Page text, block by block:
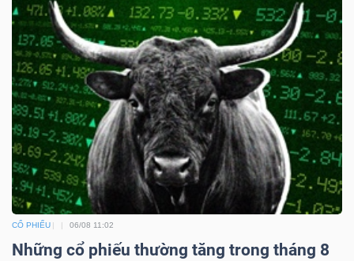
CỔ PHIẾU 06/08 11:02
Những cổ phiếu thường tăng trong tháng 8